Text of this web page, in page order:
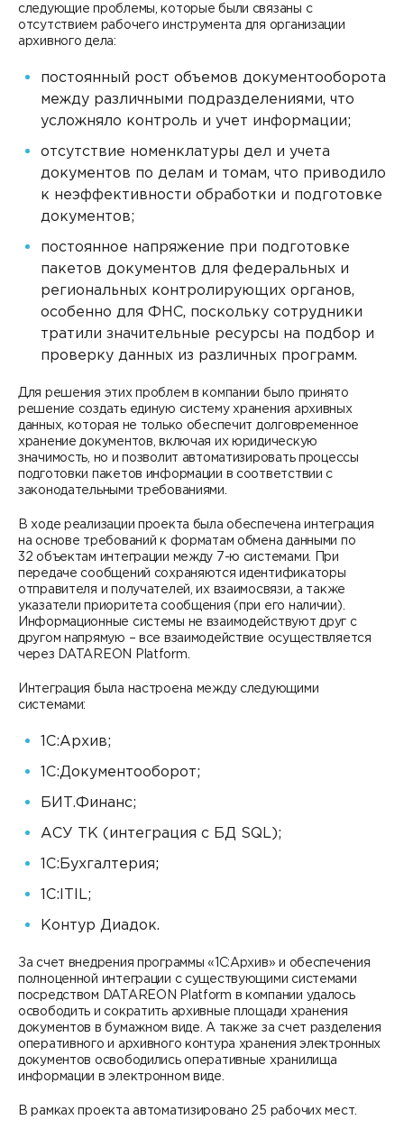
следующие проблемы, которые были связаны с
отсутствием рабочего инструмента для организации
архивного дела:
постоянный рост объемов документооборота
между различными подразделениями, что
усложняло контроль и учет информации;
отсутствие номенклатуры дел и учета
документов по делам и томам, что приводило
к неэффективности обработки и подготовке
документов;
постоянное напряжение при подготовке
пакетов документов для федеральных и
региональных контролирующих органов,
особенно для ФНС, поскольку сотрудники
тратили значительные ресурсы на подбор и
проверку данных из различных программ.
Для решения этих проблем в компании было принято
решение создать единую систему хранения архивных
данных, которая не только обеспечит долговременное
хранение документов, включая их юридическую
значимость, но и позволит автоматизировать процессы
подготовки пакетов информации в соответствии с
законодательными требованиями.
В ходе реализации проекта была обеспечена интеграция
на основе требований к форматам обмена данными по
32 объектам интеграции между 7-ю системами. При
передаче сообщений сохраняются идентификаторы
отправителя и получателей, их взаимосвязи, а также
указатели приоритета сообщения (при его наличии).
Информационные системы не взаимодействуют друг с
другом напрямую – все взаимодействие осуществляется
через DATAREON Platform.
Интеграция была настроена между следующими
системами:
1С:Архив;
1С:Документооборот;
БИТ.Финанс;
АСУ ТК (интеграция с БД SQL);
1С:Бухгалтерия;
1С:ITIL;
Контур Диадок.
За счет внедрения программы «1С:Архив» и обеспечения
полноценной интеграции с существующими системами
посредством DATAREON Platform в компании удалось
освободить и сократить архивные площади хранения
документов в бумажном виде. А также за счет разделения
оперативного и архивного контура хранения электронных
документов освободились оперативные хранилища
информации в электронном виде.
В рамках проекта автоматизировано 25 рабочих мест.